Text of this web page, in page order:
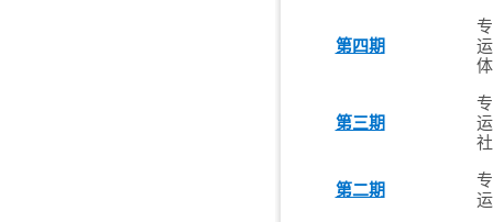
第四期
第三期
第二期